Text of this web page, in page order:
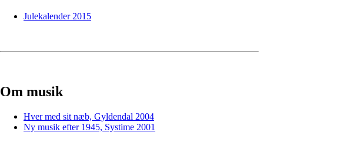
Julekalender 2015
Om musik
Hver med sit næb, Gyldendal 2004
Ny musik efter 1945, Systime 2001